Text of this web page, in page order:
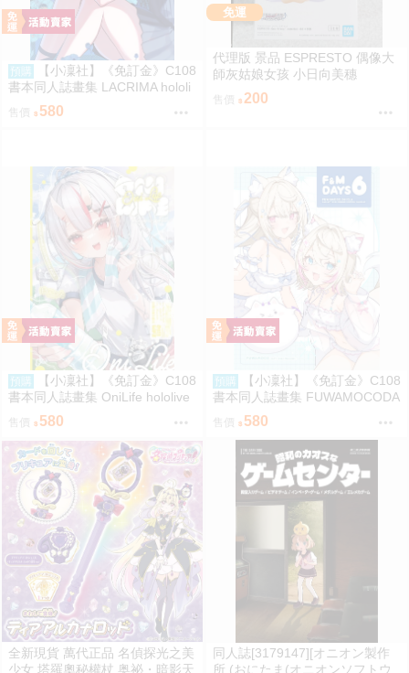
預購
【小凜社】《免訂金》C108
書本同人誌畫集 LACRIMA hololi
ve 一伊那爾栖
售價 580
免運
代理版 景品 ESPRESTO 偶像大
師灰姑娘女孩 小日向美穗
售價 200
預購
【小凜社】《免訂金》C108
書本同人誌畫集 OniLife hololive
百鬼綾目
售價 580
預購
【小凜社】《免訂金》C108
書本同人誌畫集 FUWAMOCODA
YS6 イコモチ hololive
售價 580
全新現貨 萬代正品 名偵探光之美
少女 塔羅奧秘權杖 奥祕・暗影天
同人誌[3179147][オニオン製作
所 (おにたま(オニオンソフトウ